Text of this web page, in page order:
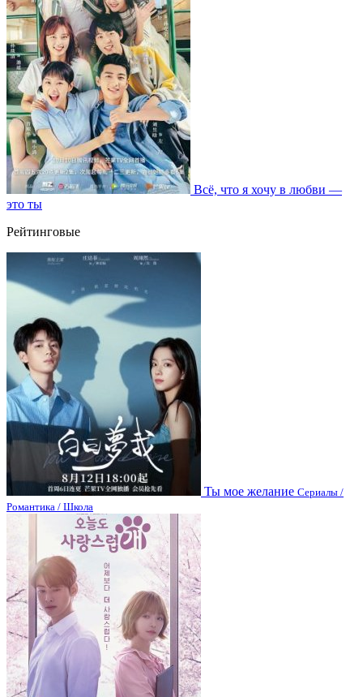
Всё, что я хочу в любви —
это ты
Рейтинговые
Ты мое желание Сериалы /
Романтика / Школа